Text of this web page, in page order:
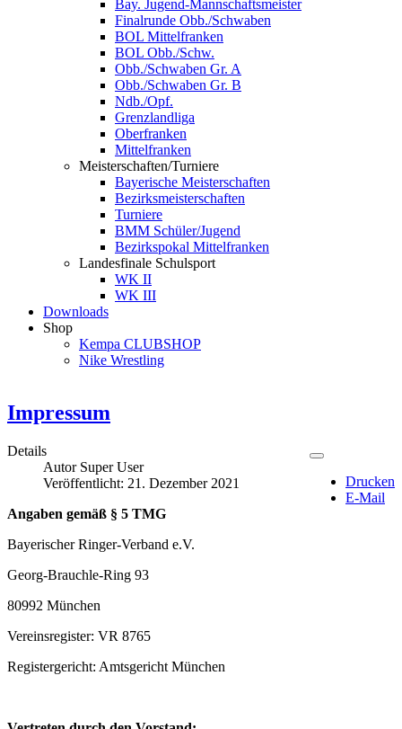
Bay. Jugend-Mannschaftsmeister
Finalrunde Obb./Schwaben
BOL Mittelfranken
BOL Obb./Schw.
Obb./Schwaben Gr. A
Obb./Schwaben Gr. B
Ndb./Opf.
Grenzlandliga
Oberfranken
Mittelfranken
Meisterschaften/Turniere
Bayerische Meisterschaften
Bezirksmeisterschaften
Turniere
BMM Schüler/Jugend
Bezirkspokal Mittelfranken
Landesfinale Schulsport
WK II
WK III
Downloads
Shop
Kempa CLUBSHOP
Nike Wrestling
Impressum
Drucken
E-Mail
Details
Autor Super User
Veröffentlicht: 21. Dezember 2021
Angaben gemäß § 5 TMG
Bayerischer Ringer-Verband e.V.
Georg-Brauchle-Ring 93
80992 München
Vereinsregister: VR 8765
Registergericht: Amtsgericht München